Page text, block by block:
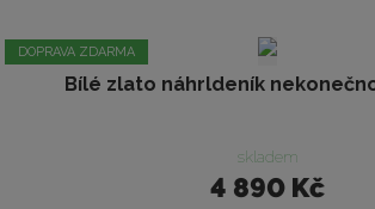
DOPRAVA ZDARMA
Bílé zlato náhrldeník
skladem
4 890 Kč